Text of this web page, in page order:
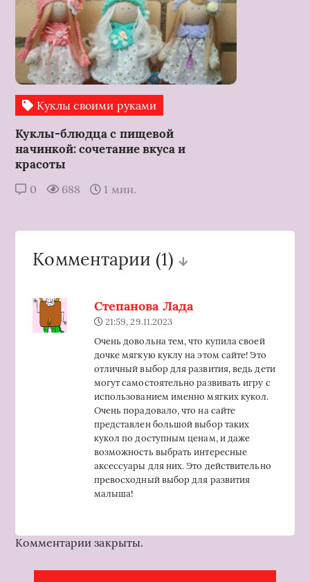
Куклы своими руками
Куклы-блюдца с пищевой
начинкой: сочетание вкуса и
красоты
0 688 1 мин.
Комментарии (1)
Степанова Лада
21:59, 29.11.2023
Очень довольна тем, что купила своей
дочке мягкую куклу на этом сайте! Это
отличный выбор для развития, ведь дети
могут самостоятельно развивать игру с
использованием именно мягких кукол.
Очень порадовало, что на сайте
представлен большой выбор таких
кукол по доступным ценам, и даже
возможность выбрать интересные
аксессуары для них. Это действительно
превосходный выбор для развития
малыша!
Комментарии закрыты.